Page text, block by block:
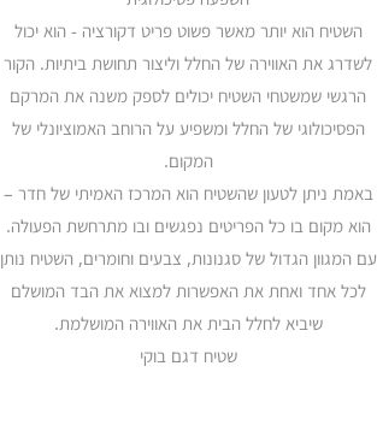
השטיח הוא יותר מאשר פשוט פריט דקורציה - הוא יכול
לשדרג את האווירה של החלל וליצור תחושת ביתיות. הקור
הרגשי שמשטחי השטיח יכולים לספק משנה את המרקם
הפסיכולוגי של החלל ומשפיע על הרוחב האמוציונלי של
המקום.
באמת ניתן לטעון שהשטיח הוא המרכז האמיתי של חדר –
הוא מקום בו כל הפריטים נפגשים ובו מתרחשת הפעולה.
עם המגוון הגדול של סגנונות, צבעים וחומרים, השטיח נותן
לכל אחד ואחת את האפשרות למצוא את הבד המושלם
שיביא לחלל הבית את האווירה המושלמת.
שטיח דגם בוקי